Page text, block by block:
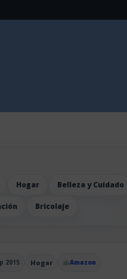
Hogar Belleza y Cuidado
Bricolaje
el
2015 Hogar Amazon